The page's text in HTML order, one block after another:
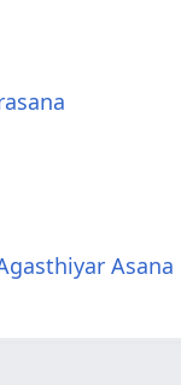
Asana